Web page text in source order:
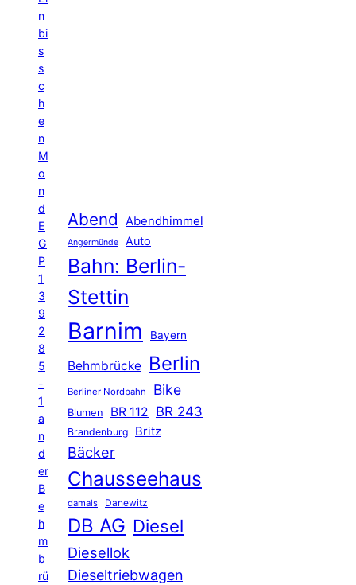
n
bi
s
s
c
h
e
n
M
o
n
d
E
G
P
1
3
9
2
8
5
-
1
a
n
d
er
B
e
h
m
b
rü
Abend Abendhimmel
Angermünde Auto
Bahn: Berlin-
Stettin
Barnim Bayern
Behmbrücke Berlin
Berliner Nordbahn Bike
Blumen BR 112 BR 243
Brandenburg Britz
Bäcker
Chausseehaus
damals Danewitz
DB AG Diesel
Diesellok
Dieseltriebwagen